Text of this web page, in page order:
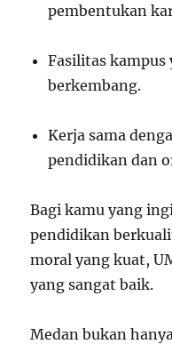
pembentukan
Fasilitas kampus
berkembang.
Kerja sama
pendidikan dan
Bagi kamu yang
pendidikan
moral yang kuat,
yang sangat baik.
Medan bukan